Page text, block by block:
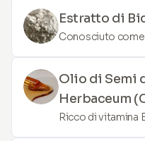
Estratto di
Conosciuto
aiuta a levigare
senza irritazione.
Olio di Semi
Herbaceum
Ricco di vitamina
pelle, offrendo